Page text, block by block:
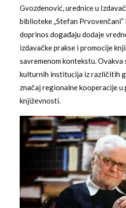
Gvozdenović, urednice u
biblioteke „Stefan Prvovenčani”
doprinos događaju dodaje
izdavačke prakse i promocije
savremenom kontekstu. Ovakva
kulturnih institucija iz različitih
značaj regionalne kooperacije u
književnosti.